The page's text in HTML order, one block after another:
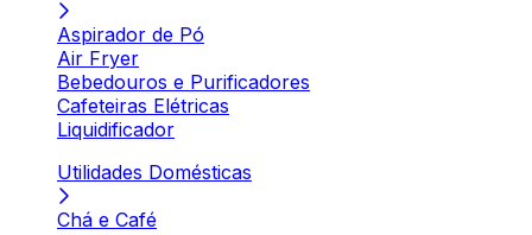
Aspirador de Pó
Air Fryer
Bebedouros e Purificadores
Cafeteiras Elétricas
Liquidificador
Utilidades Domésticas
Chá e Café